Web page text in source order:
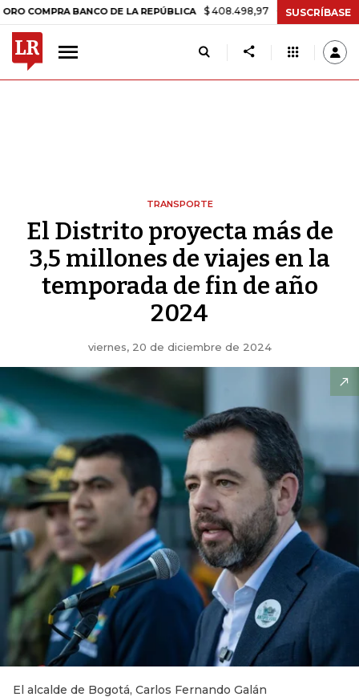
BANCO DE LA REPÚBLICA $ 408.498,97 +$ 8.753,81 +2,19%
SUSCRÍBASE
TRANSPORTE
El Distrito proyecta más de
3,5 millones de viajes en la
temporada de fin de año
2024
viernes, 20 de diciembre de 2024
El alcalde de Bogotá, Carlos Fernando Galán